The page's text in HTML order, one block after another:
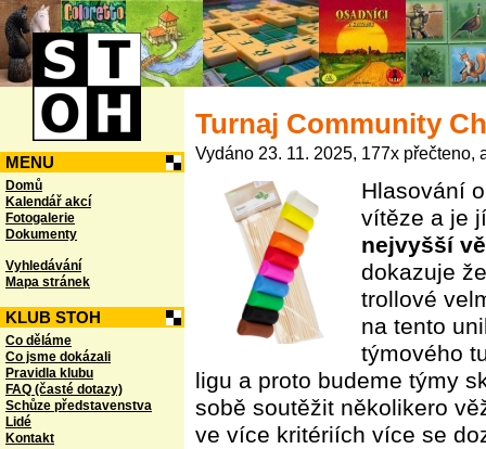
MENU
Domů
Kalendář akcí
Fotogalerie
Dokumenty
Vyhledávání
Mapa stránek
KLUB STOH
Co děláme
Co jsme dokázali
Pravidla klubu
FAQ (časté dotazy)
Schůze představenstva
Lidé
Kontakt
Turnaj Community
Vydáno 23. 11. 2025, 177x přečteno,
Hlasování
vítěze a je
nejvyšší
dokazuje
trollové
na tento
týmového
ligu a proto budeme týmy
sobě soutěžit několikero
ve více kritériích více se